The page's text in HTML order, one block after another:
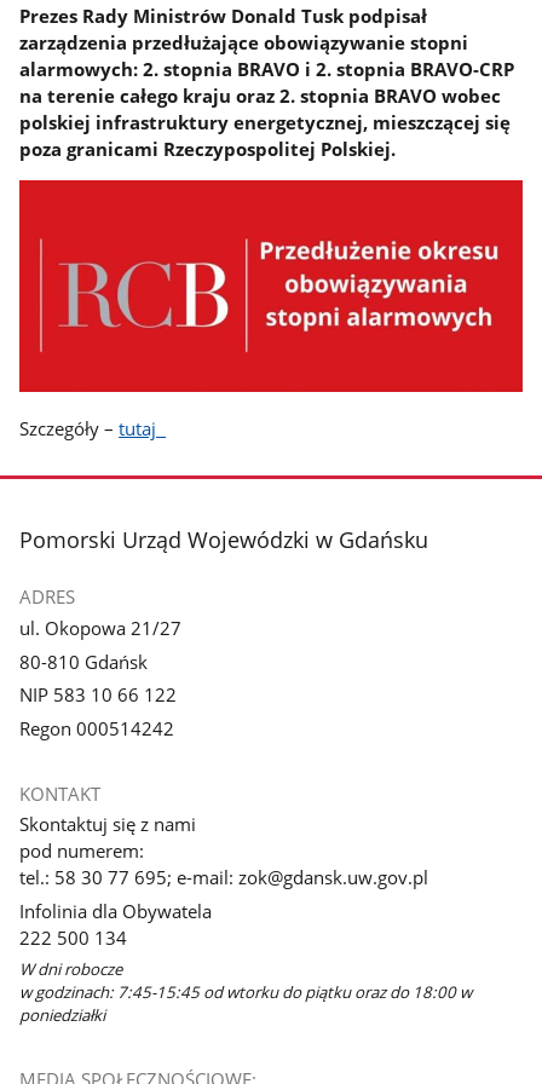
Prezes Rady Ministrów Donald Tusk podpisał
zarządzenia przedłużające obowiązywanie stopni
alarmowych: 2. stopnia BRAVO i 2. stopnia BRAVO-CRP
na terenie całego kraju oraz 2. stopnia BRAVO wobec
polskiej infrastruktury energetycznej, mieszczącej się
poza granicami Rzeczypospolitej Polskiej.
Szczegóły –tutaj
stopka
Pomorski Urząd Wojewódzki w Gdańsku
ADRES
ul. Okopowa 21/27
80-810 Gdańsk
NIP 583 10 66 122
Regon 000514242
KONTAKT
Skontaktuj się z nami
pod numerem:
tel.: 58 30 77 695; e-mail: zok@gdansk.uw.gov.pl
Infolinia dla Obywatela
222 500 134
W dni robocze
w godzinach: 7:45-15:45 od wtorku do piątku oraz do 18:00 w
poniedziałki
MEDIA SPOŁECZNOŚCIOWE: